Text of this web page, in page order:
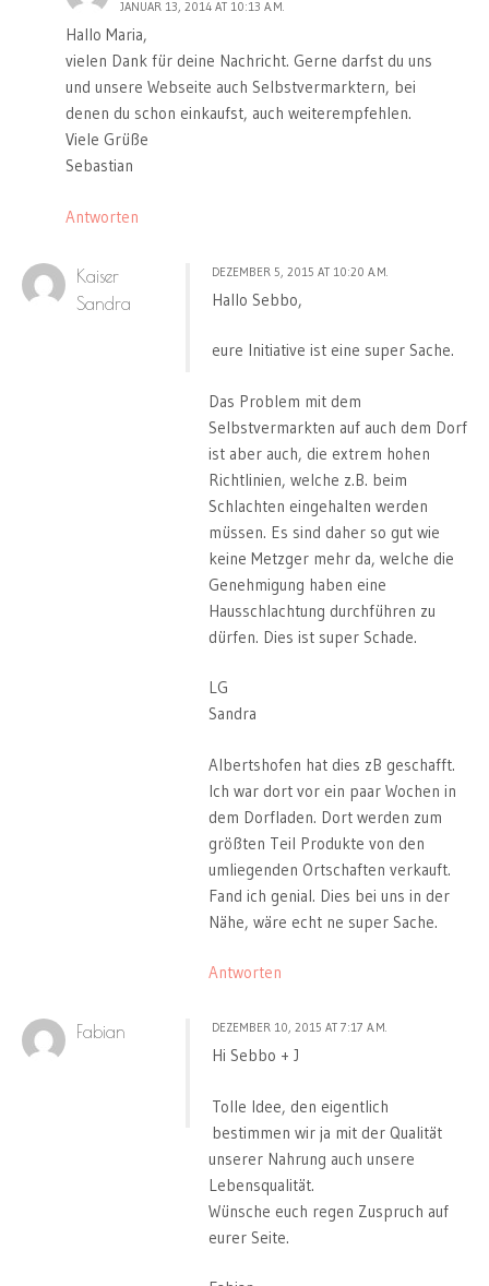
JANUAR 13, 2014 AT 10:13 A.M.
Hallo Maria,
vielen Dank für deine Nachricht. Gerne darfst du uns
und unsere Webseite auch Selbstvermarktern, bei
denen du schon einkaufst, auch weiterempfehlen.
Viele Grüße
Sebastian
Antworten
Kaiser
Sandra
DEZEMBER 5, 2015 AT 10:20 A.M.
Hallo Sebbo,
eure Initiative ist eine super Sache.
Das Problem mit dem
Selbstvermarkten auf auch dem Dorf
ist aber auch, die extrem hohen
Richtlinien, welche z.B. beim
Schlachten eingehalten werden
müssen. Es sind daher so gut wie
keine Metzger mehr da, welche die
Genehmigung haben eine
Hausschlachtung durchführen zu
dürfen. Dies ist super Schade.
LG
Sandra
Albertshofen hat dies zB geschafft.
Ich war dort vor ein paar Wochen in
dem Dorfladen. Dort werden zum
größten Teil Produkte von den
umliegenden Ortschaften verkauft.
Fand ich genial. Dies bei uns in der
Nähe, wäre echt ne super Sache.
Antworten
Fabian DEZEMBER 10, 2015 AT 7:17 A.M.
Hi Sebbo + J
Tolle Idee, den eigentlich
bestimmen wir ja mit der Qualität
unserer Nahrung auch unsere
Lebensqualität.
Wünsche euch regen Zuspruch auf
eurer Seite.